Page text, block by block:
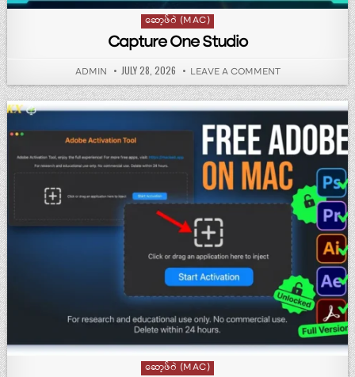
Posted in
ဆော့ဖ်ဝဲ (MAC)
Capture One Studio
AUTHOR:
ADMIN PUBLISHED DATE:
JULY 28, 2026 LEAVE A COMMENTON CAPTURE
Posted in
ဆော့ဖ်ဝဲ (MAC)